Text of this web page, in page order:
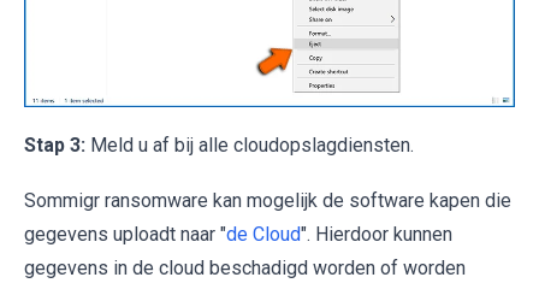
Stap 3: Meld u af bij alle cloudopslagdiensten.
Sommigr ransomware kan mogelijk de software kapen die
gegevens uploadt naar "de Cloud". Hierdoor kunnen
gegevens in de cloud beschadigd worden of worden